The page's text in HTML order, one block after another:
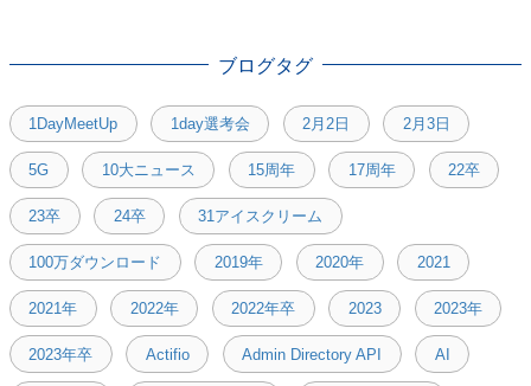
ブログタグ
1DayMeetUp 1day選考会 2月2日 2月3日
5G 10大ニュース 15周年 17周年 22卒
23卒 24卒 31アイスクリーム
100万ダウンロード 2019年 2020年 2021
2021年 2022年 2022年卒 2023 2023年
2023年卒 Actifio Admin Directory API AI